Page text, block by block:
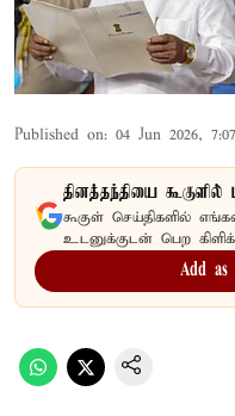
Published on: 04 Jun 2026,
தினத்தந்தியை கூகுளில்
கூகுள் செய்திகளில்
உடனுக்குடன் பெற
Add as